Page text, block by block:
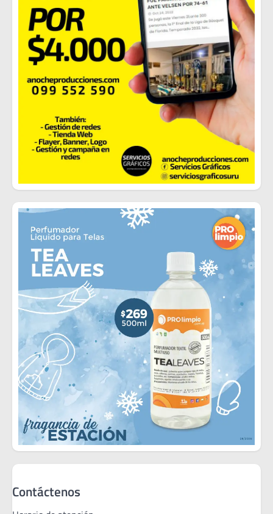
Contáctenos